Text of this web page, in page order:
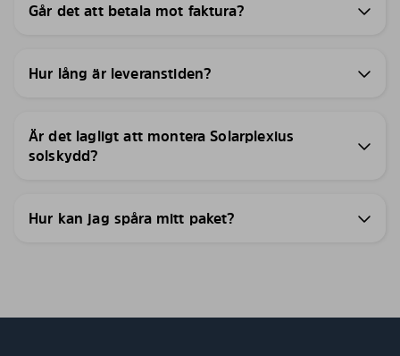
Går det att betala mot faktura?
Hur lång är leveranstiden?
Är det lagligt att montera Solarplexius
solskydd?
Hur kan jag spåra mitt paket?